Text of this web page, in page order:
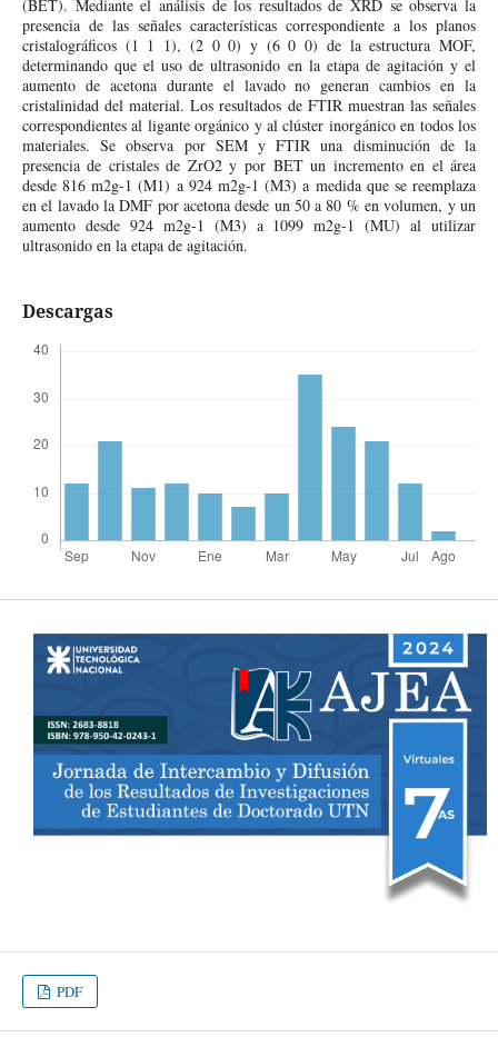
(BET). Mediante el análisis de los resultados de XRD se observa la
presencia de las señales características correspondiente a los planos
cristalográficos (1 1 1), (2 0 0) y (6 0 0) de la estructura MOF,
determinando que el uso de ultrasonido en la etapa de agitación y el
aumento de acetona durante el lavado no generan cambios en la
cristalinidad del material. Los resultados de FTIR muestran las señales
correspondientes al ligante orgánico y al clúster inorgánico en todos los
materiales. Se observa por SEM y FTIR una disminución de la
presencia de cristales de ZrO2 y por BET un incremento en el área
desde 816 m2g-1 (M1) a 924 m2g-1 (M3) a medida que se reemplaza
en el lavado la DMF por acetona desde un 50 a 80 % en volumen, y un
aumento desde 924 m2g-1 (M3) a 1099 m2g-1 (MU) al utilizar
ultrasonido en la etapa de agitación.
Descargas
PDF